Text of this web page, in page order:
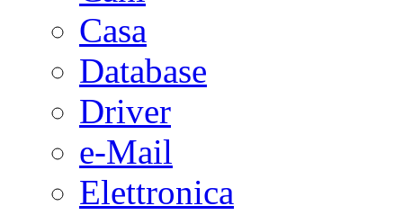
Casa
Database
Driver
e-Mail
Elettronica